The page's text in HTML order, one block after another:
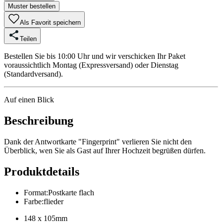
Muster bestellen
Als Favorit speichern
Teilen
Bestellen Sie bis 10:00 Uhr und wir verschicken Ihr Paket
voraussichtlich Montag (Expressversand) oder Dienstag
(Standardversand).
Auf einen Blick
Beschreibung
Dank der Antwortkarte "Fingerprint" verlieren Sie nicht den
Überblick, wen Sie als Gast auf Ihrer Hochzeit begrüßen dürfen.
Produktdetails
Format:Postkarte flach
Farbe:flieder
148 x 105mm